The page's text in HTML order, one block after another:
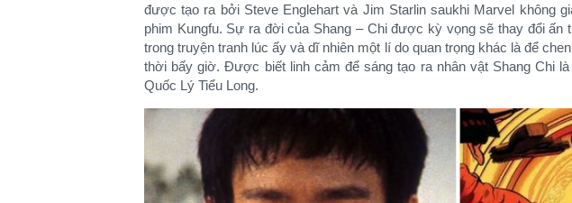
được tạo ra bởi Steve Englehart và Jim Starlin saukhi Marvel không
phim Kungfu. Sự ra đời của Shang – Chi được kỳ vọng sẽ thay đổi
trong truyện tranh lúc ấy và dĩ nhiên một lí do quan trọng khác là để
thời bấy giờ. Được biết linh cảm để sáng tạo ra nhân vật Shang Chi
Quốc Lý Tiểu Long.​